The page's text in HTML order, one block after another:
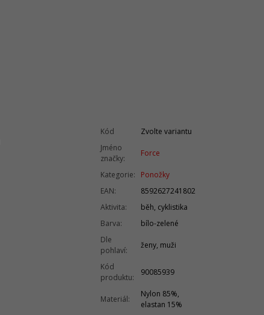
Kód
Zvolte variantu
Jméno
značky:
Force
Kategorie:
Ponožky
EAN:
8592627241802
Aktivita:
běh, cyklistika
Barva:
bílo-zelené
Dle
pohlaví:
ženy, muži
Kód
produktu:
90085939
Materiál:
Nylon 85%,
elastan 15%